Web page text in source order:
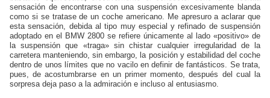
sensación de encontrarse con una suspensión excesivamente blanda
como si se tratase de un coche americano. Me apresuro a aclarar que
esta sensación, debida al tipo muy especial y refinado de suspensión
adoptado en el BMW 2800 se refiere únicamente al lado «positivo» de
la suspensión que «traga» sin chistar cualquier irregularidad de la
carretera manteniendo, sin embargo, la posición y estabilidad del coche
dentro de unos límites que no vacilo en definir de fantásticos. Se trata,
pues, de acostumbrarse en un primer momento, después del cual la
sorpresa deja paso a la admiración e incluso al entusiasmo.